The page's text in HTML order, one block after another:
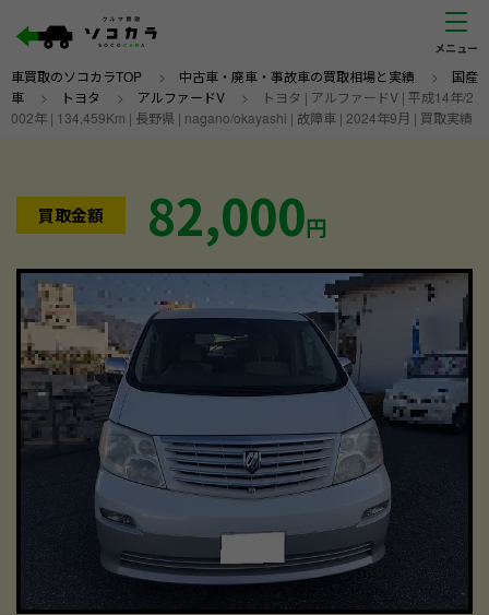
車買取のソコカラTOP > 中古車・廃車・事故車の買取相場と実績 > 国産
車 > トヨタ > アルファードV >
トヨタ | アルファードV | 平成14年/2
002年 | 134,459Km | 長野県 | nagano/okayashi | 故障車 | 2024年9月 | 買取実績
買取金額 82,000円